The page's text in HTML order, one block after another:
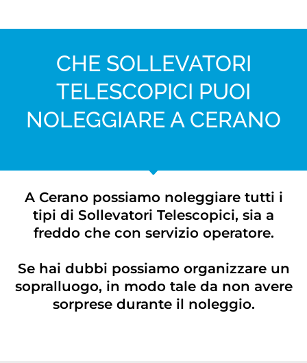
CHE SOLLEVATORI
TELESCOPICI PUOI
NOLEGGIARE A CERANO
A Cerano possiamo noleggiare tutti i
tipi di Sollevatori Telescopici, sia a
freddo che con servizio operatore.
Se hai dubbi possiamo organizzare un
sopralluogo, in modo tale da non avere
sorprese durante il noleggio.